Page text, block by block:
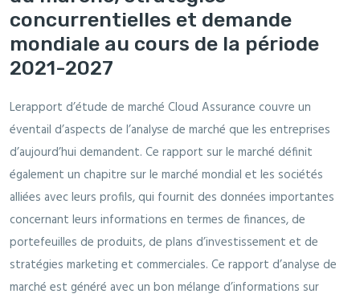
concurrentielles et demande
mondiale au cours de la période
2021-2027
Lerapport d’étude de marché Cloud Assurance couvre un
éventail d’aspects de l’analyse de marché que les entreprises
d’aujourd’hui demandent. Ce rapport sur le marché définit
également un chapitre sur le marché mondial et les sociétés
alliées avec leurs profils, qui fournit des données importantes
concernant leurs informations en termes de finances, de
portefeuilles de produits, de plans d’investissement et de
stratégies marketing et commerciales. Ce rapport d’analyse de
marché est généré avec un bon mélange d’informations sur